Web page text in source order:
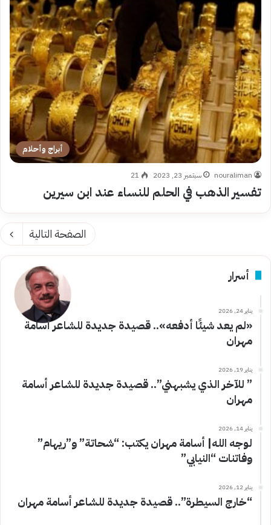
أبراج وأحلام
nouraliman سبتمبر 23, 2023 21
تفسير الذهب في الحلم للنساء عند ابن سيرين
الصفحة التالية
أسرار
يناير 24, 2026
«لم يعد شيئًا أدفعه».. قصيدة جديدة للشاعر أسامة
مهران
يناير 19, 2026
” للآخر الذي يشبهني”.. قصيدة جديدة للشاعر أسامة
مهران
يناير 14, 2026
لوجه الله| أسامة مهران يكتب: “شحاتة” و”ريهام”
وفاتنات “النيابي”
يناير 12, 2026
“خارج السيطرة”.. قصيدة جديدة للشاعر أسامة مهران